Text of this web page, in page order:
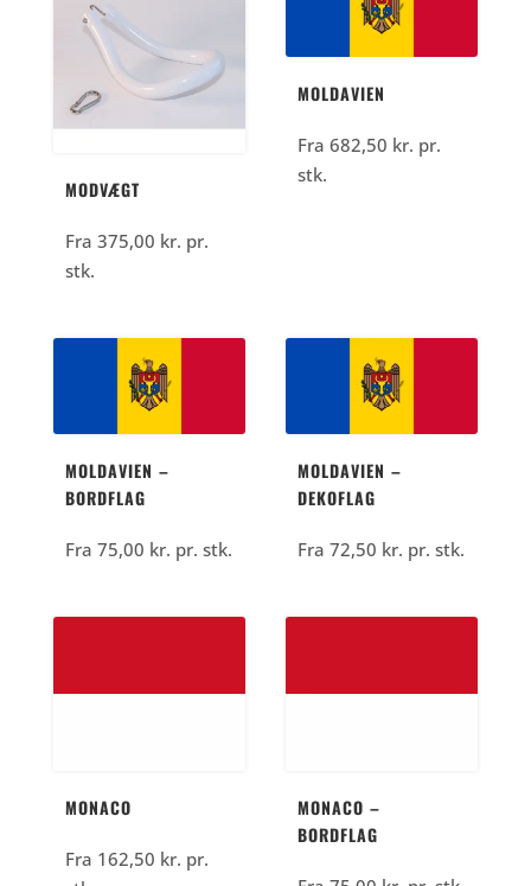
MODVÆGT
Fra 375,00 kr. pr.
stk.
MOLDAVIEN
Fra682,50 kr. pr.
stk.
MOLDAVIEN –
BORDFLAG
Fra 75,00 kr. pr. stk.
MOLDAVIEN –
DEKOFLAG
Fra72,50 kr. pr. stk.
MONACO
Fra 162,50 kr. pr.
MONACO –
BORDFLAG